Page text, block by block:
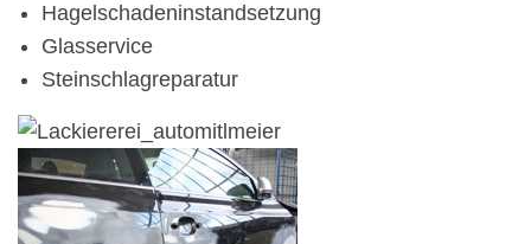
Hagelschadeninstandsetzung
Glasservice
Steinschlagreparatur